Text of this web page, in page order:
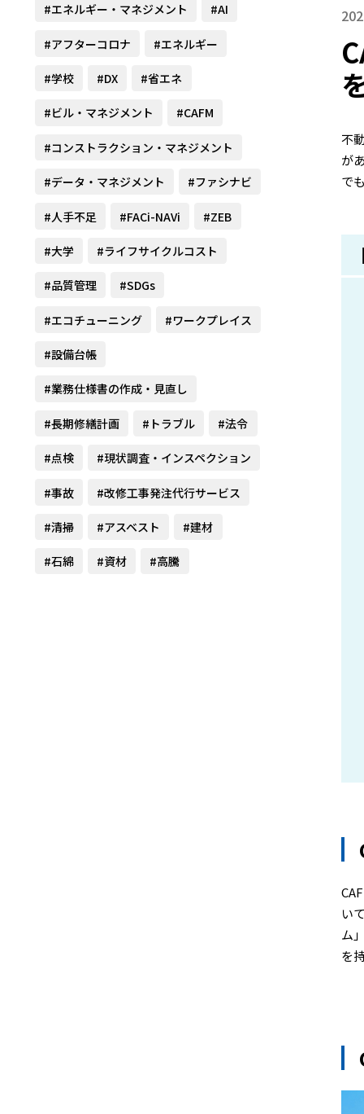
#エネルギー・マネジメント #AI
#アフターコロナ #エネルギー
#学校 #DX #省エネ
#ビル・マネジメント #CAFM
#コンストラクション・マネジメント
#データ・マネジメント #ファシナビ
#人手不足 #FACi-NAVi #ZEB
#大学 #ライフサイクルコスト
#品質管理 #SDGs
#エコチューニング #ワークプレイス
#設備台帳
#業務仕様書の作成・見直し
#長期修繕計画 #トラブル #法令
#点検 #現状調査・インスペクション
#事故 #改修工事発注代行サービス
#清掃 #アスベスト #建材
#石綿 #資材 #高騰
不
が
で
い
ム
を